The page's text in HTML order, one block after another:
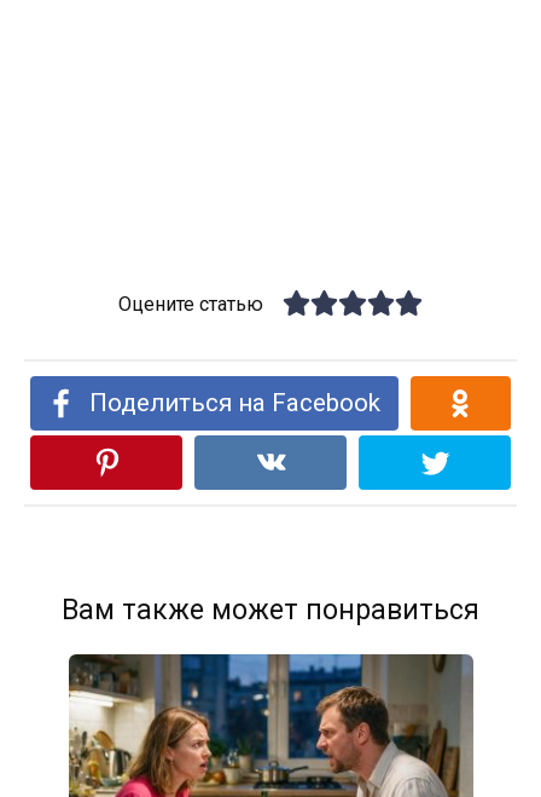
Оцените статью
Поделиться на Facebook
Вам также может понравиться